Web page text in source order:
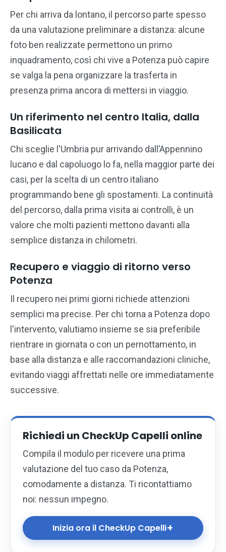
Per chi arriva da lontano, il percorso parte spesso
da una valutazione preliminare a distanza: alcune
foto ben realizzate permettono un primo
inquadramento, così chi vive a Potenza può capire
se valga la pena organizzare la trasferta in
presenza prima ancora di mettersi in viaggio.
Un riferimento nel centro Italia, dalla
Basilicata
Chi sceglie l'Umbria pur arrivando dall’Appennino
lucano e dal capoluogo lo fa, nella maggior parte dei
casi, per la scelta di un centro italiano
programmando bene gli spostamenti. La continuità
del percorso, dalla prima visita ai controlli, è un
valore che molti pazienti mettono davanti alla
semplice distanza in chilometri.
Recupero e viaggio di ritorno verso
Potenza
Il recupero nei primi giorni richiede attenzioni
semplici ma precise. Per chi torna a Potenza dopo
l'intervento, valutiamo insieme se sia preferibile
rientrare in giornata o con un pernottamento, in
base alla distanza e alle raccomandazioni cliniche,
evitando viaggi affrettati nelle ore immediatamente
successive.
Richiedi un CheckUp Capelli online
Compila il modulo per ricevere una prima
valutazione del tuo caso da Potenza,
comodamente a distanza. Ti ricontattiamo
noi: nessun impegno.
Inizia ora il CheckUp Capelli+